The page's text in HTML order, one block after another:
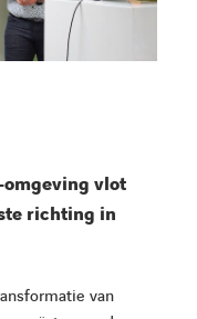
vlot
richting in
van